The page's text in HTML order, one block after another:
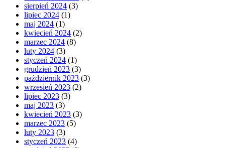
sierpień 2024 (3)
lipiec 2024 (1)
maj 2024 (1)
kwiecień 2024 (2)
marzec 2024 (8)
luty 2024 (3)
styczeń 2024 (1)
grudzień 2023 (3)
październik 2023 (3)
wrzesień 2023 (2)
lipiec 2023 (3)
maj 2023 (3)
kwiecień 2023 (3)
marzec 2023 (5)
luty 2023 (3)
styczeń 2023 (4)